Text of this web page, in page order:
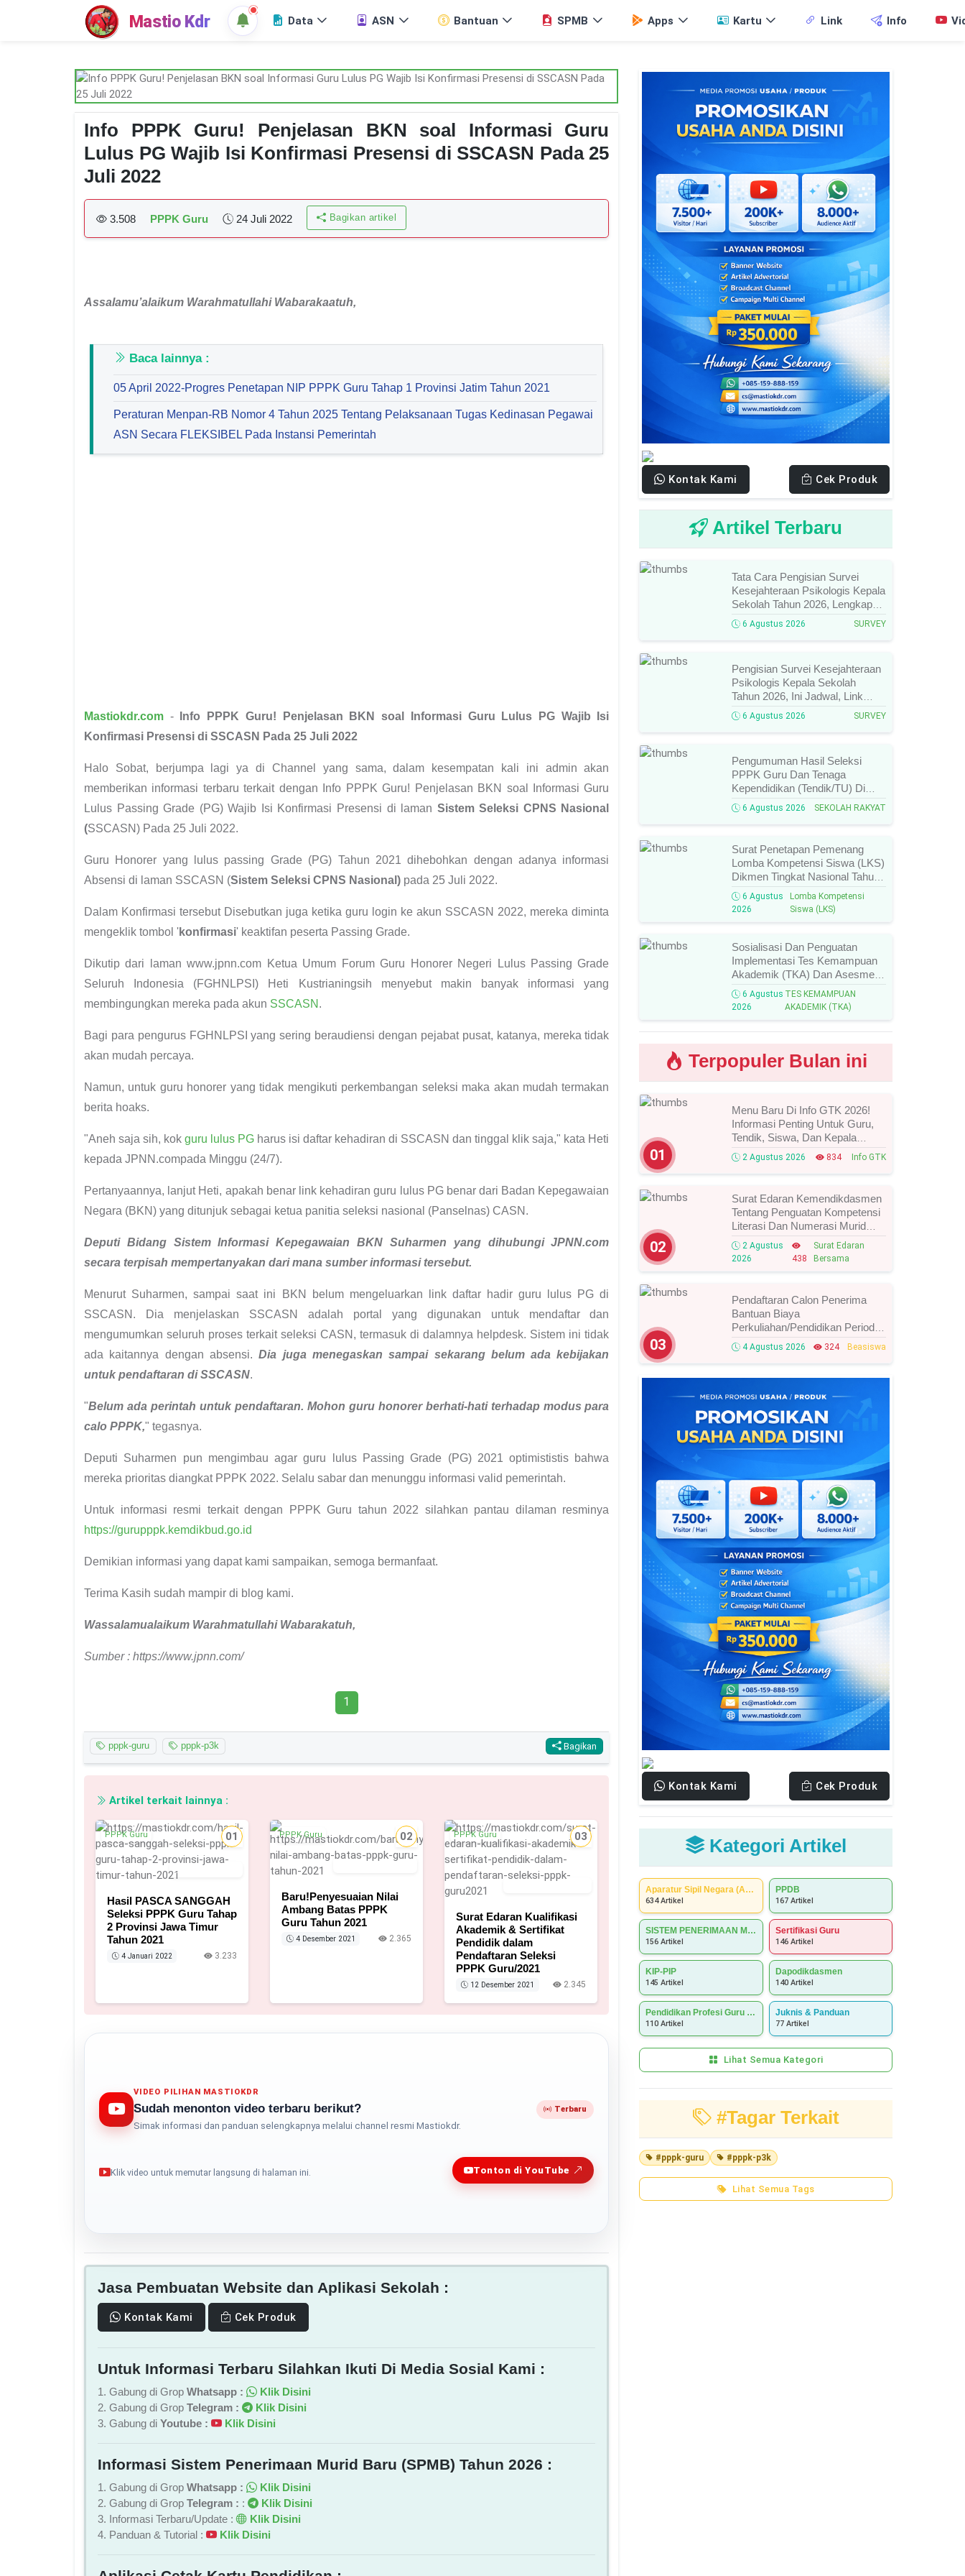
Mastio Kdr Data ASN Bantuan SPMB Apps Kartu Link Info
Info PPPK Guru! Penjelasan BKN soal Informasi Guru
Lulus PG Wajib Isi Konfirmasi Presensi di SSCASN Pada 25
Juli 2022
3.508 PPPK Guru 24 Juli 2022 Bagikan artikel
Assalamu’alaikum Warahmatullahi Wabarakaatuh,
Baca lainnya :
05 April 2022-Progres Penetapan NIP PPPK Guru Tahap 1 Provinsi Jatim Tahun 2021
Peraturan Menpan-RB Nomor 4 Tahun 2025 Tentang Pelaksanaan Tugas Kedinasan Pegawai
ASN Secara FLEKSIBEL Pada Instansi Pemerintah
Mastiokdr.com -
Info PPPK Guru! Penjelasan BKN soal Informasi Guru Lulus PG Wajib Isi
Konfirmasi Presensi di SSCASN Pada 25 Juli 2022
Halo Sobat, berjumpa lagi ya di Channel yang sama, dalam kesempatan kali ini admin akan
memberikan informasi terbaru terkait dengan Info PPPK Guru! Penjelasan BKN soal Informasi Guru
Lulus Passing Grade (PG) Wajib Isi Konfirmasi Presensi di laman Sistem Seleksi CPNS Nasional
(SSCASN) Pada 25 Juli 2022.
Guru Honorer yang lulus passing Grade (PG) Tahun 2021 dihebohkan dengan adanya informasi
Absensi di laman SSCASN (Sistem Seleksi CPNS Nasional) pada 25 Juli 2022.
Dalam Konfirmasi tersebut Disebutkan juga ketika guru login ke akun SSCASN 2022, mereka diminta
mengeklik tombol 'konfirmasi' keaktifan peserta Passing Grade.
Dikutip dari laman www.jpnn.com Ketua Umum Forum Guru Honorer Negeri Lulus Passing Grade
Seluruh Indonesia (FGHNLPSI) Heti Kustrianingsih menyebut makin banyak informasi yang
membingungkan mereka pada akun SSCASN .
Bagi para pengurus FGHNLPSI yang sering beraudiensi dengan pejabat pusat, katanya, mereka tidak
akan mudah percaya.
Namun, untuk guru honorer yang tidak mengikuti perkembangan seleksi maka akan mudah termakan
berita hoaks.
"Aneh saja sih, kokguru lulus PG harus isi daftar kehadiran di SSCASN dan tinggal klik saja," kata Heti
kepada JPNN.compada Minggu (24/7).
Pertanyaannya, lanjut Heti, apakah benar link kehadiran guru lulus PG benar dari Badan Kepegawaian
Negara (BKN) yang ditunjuk sebagai ketua panitia seleksi nasional (Panselnas) CASN.
Deputi Bidang Sistem Informasi Kepegawaian BKN Suharmen yang dihubungi JPNN.com
secara terpisah mempertanyakan dari mana sumber informasi tersebut.
Menurut Suharmen, sampai saat ini BKN belum mengeluarkan link daftar hadir guru lulus PG di
SSCASN. Dia menjelaskan SSCASN adalah portal yang digunakan untuk mendaftar dan
mengumumkan seluruh proses terkait seleksi CASN, termasuk di dalamnya helpdesk. Sistem ini tidak
ada kaitannya dengan absensi.Dia juga menegaskan sampai sekarang belum ada kebijakan
untuk pendaftaran di SSCASN.
"Belum ada perintah untuk pendaftaran. Mohon guru honorer berhati-hati terhadap modus para
calo PPPK," tegasnya.
Deputi Suharmen pun mengimbau agar guru lulus Passing Grade (PG) 2021 optimististis bahwa
mereka prioritas diangkat PPPK 2022. Selalu sabar dan menunggu informasi valid pemerintah.
Untuk informasi resmi terkait dengan PPPK Guru tahun 2022 silahkan pantau dilaman resminya
https://gurupppk.kemdikbud.go.id
Demikian informasi yang dapat kami sampaikan, semoga bermanfaat.
Terima Kasih sudah mampir di blog kami.
Wassalamualaikum Warahmatullahi Wabarakatuh,
Sumber : https://www.jpnn.com/
1
pppk-guru pppk-p3k Bagikan
Artikel terkait lainnya :
01
PPPK Guru
Hasil PASCA SANGGAH
Seleksi PPPK Guru Tahap
2 Provinsi Jawa Timur
Tahun 2021
4 Januari 2022 3.233
02
PPPK Guru
Baru!Penyesuaian Nilai
Ambang Batas PPPK
Guru Tahun 2021
4 Desember 2021 2.365
03
PPPK Guru
Surat Edaran Kualifikasi
Akademik & Sertifikat
Pendidik dalam
Pendaftaran Seleksi
PPPK Guru/2021
12 Desember 2021 2.345
VIDEO PILIHAN MASTIOKDR
Sudah menonton video terbaru berikut?
Simak informasi dan panduan selengkapnya melalui channel resmi Mastiokdr.
Terbaru
Klik video untuk memutar langsung di halaman ini. Tonton di YouTube
Jasa Pembuatan Website dan Aplikasi Sekolah :
Kontak Kami Cek Produk
Untuk Informasi Terbaru Silahkan Ikuti Di Media Sosial Kami :
1. Gabung di Grop Whatsapp :
Klik Disini
2. Gabung di Grop Telegram :
Klik Disini
3. Gabung di Youtube : Klik Disini
Informasi Sistem Penerimaan Murid Baru (SPMB) Tahun 2026 :
1. Gabung di Grop Whatsapp :
Klik Disini
2. Gabung di Grop Telegram : :
Klik Disini
3. Informasi Terbaru/Update :
Klik Disini
4. Panduan & Tutorial :
Klik Disini
Kontak Kami Cek Produk
Artikel Terbaru
Tata Cara Pengisian Survei
Kesejahteraan Psikologis Kepala
Sekolah Tahun 2026, Lengkap
Link Resmi, Jadwal, Panduan,
Dan Hal Yang Wajib
Diperhatikan!
6 Agustus 2026 SURVEY
Pengisian Survei Kesejahteraan
Psikologis Kepala Sekolah
Tahun 2026, Ini Jadwal, Link
Resmi, Cara Pengisian, Dan
Ketentuan Lengkapnya!
6 Agustus 2026 SURVEY
Pengumuman Hasil Seleksi
PPPK Guru Dan Tenaga
Kependidikan (Tendik/TU) Di
Sekolah Rakyat Tahun 2026
Lingkungan Kementerian Sosial
RI, Ini Daftar Nama Peserta
Yang Lolos!
6 Agustus 2026 SEKOLAH RAKYAT
Surat Penetapan Pemenang
Lomba Kompetensi Siswa (LKS)
Dikmen Tingkat Nasional Tahun
2026 Resmi Terbit, Ini Daftar
Lengkap Nama Juara Dan
6 Agustus
2026
Lomba Kompetensi
Siswa (LKS)
Sosialisasi Dan Penguatan
Implementasi Tes Kemampuan
Akademik (TKA) Dan Asesmen
Nasional (AN) Jenjang SMK
Tahun 2026, Ini Jadwal, Materi,
Dan Link Mengikutinya!
6 Agustus
2026
TES KEMAMPUAN
AKADEMIK (TKA)
Terpopuler Bulan ini
01
Menu Baru Di Info GTK 2026!
Informasi Penting Untuk Guru,
Tendik, Siswa, Dan Kepala
Sekolah, Segera Cek Ini Batas
Waktunya!
2 Agustus 2026 834 Info GTK
02
Surat Edaran Kemendikdasmen
Tentang Penguatan Kompetensi
Literasi Dan Numerasi Murid
Tahun 2026, Ini Strategi Dan
Alurnya
2 Agustus
2026
438
Surat Edaran
Bersama
03
Pendaftaran Calon Penerima
Bantuan Biaya
Perkuliahan/Pendidikan Periode
Agustus 2026 Resmi Dibuka,
Simak Syarat Dan Jadwal
Lengkapnya
4 Agustus 2026 324 Beasiswa
Kontak Kami Cek Produk
Kategori Artikel
Aparatur Sipil Negara (ASN)
634 Artikel
PPDB
167 Artikel
SISTEM PENERIMAAN MURID BARU (SPMB)
156 Artikel
Sertifikasi Guru
146 Artikel
KIP-PIP
145 Artikel
Dapodikdasmen
140 Artikel
Pendidikan Profesi Guru (PPG)
110 Artikel
Juknis & Panduan
77 Artikel
Lihat Semua Kategori
#Tagar Terkait
#pppk-guru #pppk-p3k
Lihat Semua Tags